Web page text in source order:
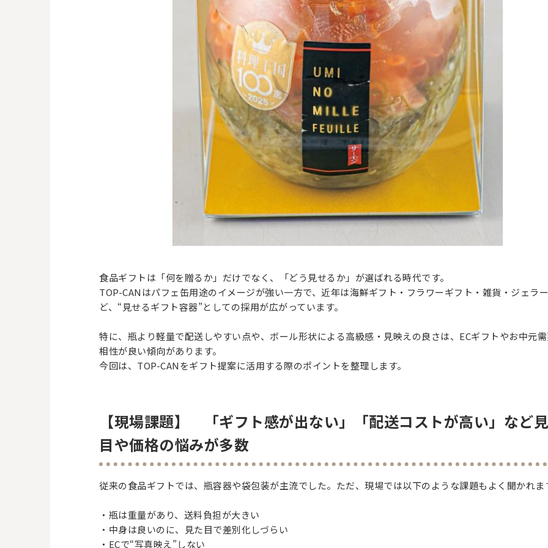
食品ギフトは「何を贈るか」だけでなく、「どう見せるか」が選ばれる時代です。
TOP-CANはパフェ缶用途のイメージが強い一方で、近年は海鮮ギフト・フラワーギフト・雑貨・ジェラ
ど、“見せるギフト容器”としての採用が広がっています。
特に、瓶より軽量で配送しやすい点や、ボール形状による高級感・見映えの良さは、ECギフトやお中元
相性が良い傾向があります。
今回は、TOP-CANをギフト提案に活用する際のポイントを整理します。
【現場課題】 「ギフト感が出ない」「配送コストが高い」など
目や価格の悩みが多数
従来の食品ギフトでは、瓶容器や袋包装が主流でした。ただ、現場では以下のような課題もよく聞かれま
・瓶は重量があり、送料負担が大きい
・中身は良いのに、見た目で差別化しづらい
・ECで“写真映え”しない